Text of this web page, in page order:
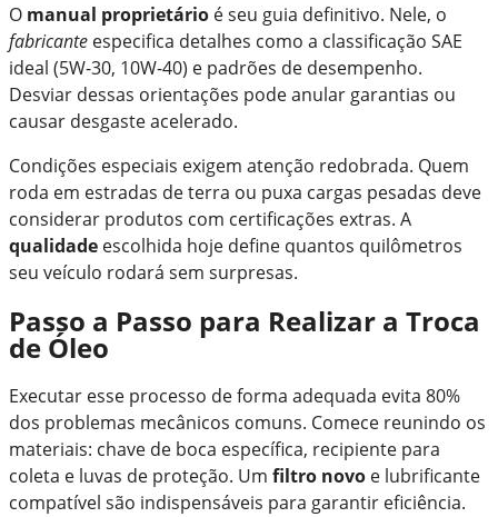
O manual proprietário é seu guia definitivo. Nele, o
fabricante especifica detalhes como a classificação SAE
ideal (5W-30, 10W-40) e padrões de desempenho.
Desviar dessas orientações pode anular garantias ou
causar desgaste acelerado.
Condições especiais exigem atenção redobrada. Quem
roda em estradas de terra ou puxa cargas pesadas deve
considerar produtos com certificações extras. A
qualidade escolhida hoje define quantos quilômetros
seu veículo rodará sem surpresas.
Passo a Passo para Realizar a Troca
de Óleo
Executar esse processo de forma adequada evita 80%
dos problemas mecânicos comuns. Comece reunindo os
materiais: chave de boca específica, recipiente para
coleta e luvas de proteção. Um filtro novo e lubrificante
compatível são indispensáveis para garantir eficiência.